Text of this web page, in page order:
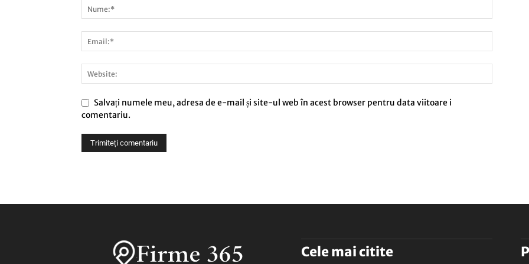
Salvați numele meu, adresa de e-mail și site-ul web în acest browser pentru data viitoare i
comentariu.
Cele mai citite